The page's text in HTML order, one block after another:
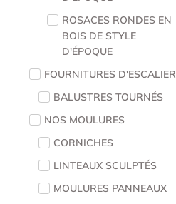
ROSACES RONDES EN
BOIS DE STYLE
D'ÉPOQUE
FOURNITURES D'ESCALIER
BALUSTRES TOURNÉS
NOS MOULURES
CORNICHES
LINTEAUX SCULPTÉS
MOULURES PANNEAUX